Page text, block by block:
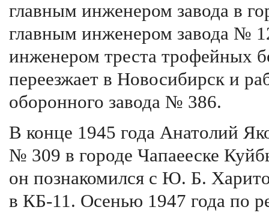
главным инженером завода в
главным инженером завода №
инженером треста трофейных
переезжает в Новосибирск и
оборонного завода № 386.
В конце 1945 года Анатолий
№ 309 в городе Чапаееске
он познакомился с Ю. Б.
в КБ-11. Осенью 1947 года по